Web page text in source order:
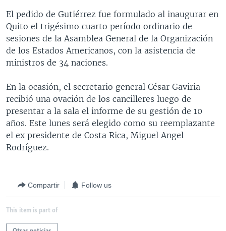
VENEZUELA
BRASIL
NICARAGUA
ECONOMÍA
ENTRETENIMIENTO Y CULTURA
TECNOLOGÍA
DEPORTES
CIENCIA Y SALUD
MULTIMEDIA
VIDEOS
FOTOGRAFÍA
AUDIOS
PROGRAMAS TV
EL MUNDO AL DÍA
FORO INTERAMERICANO
VISIÓN 360
LAS CLAVES
PANORAMA
RADIO
AVANCE INFORMATIVO
AUDIONOTICIAS
BUENOS DÍAS AMÉRICA
ESTADOS UNIDOS AL DÍA
EL MUNDO AL DÍA [RADIO]
NOTA ECONÓMICA
ENTRETENIMIENTO
DIRECT
DOCUMENTALES DE LA VOA
Learning English
SÍGANOS
Idiomas
El pedido de Gutiérrez fue formulado al inaugurar en
Quito el trigésimo cuarto período ordinario de
sesiones de la Asamblea General de la Organización
de los Estados Americanos, con la asistencia de
ministros de 34 naciones.
En la ocasión, el secretario general César Gaviria
recibió una ovación de los cancilleres luego de
presentar a la sala el informe de su gestión de 10
años. Este lunes será elegido como su reemplazante
el ex presidente de Costa Rica, Miguel Angel
Rodríguez.
Compartir Follow us
This item is part of